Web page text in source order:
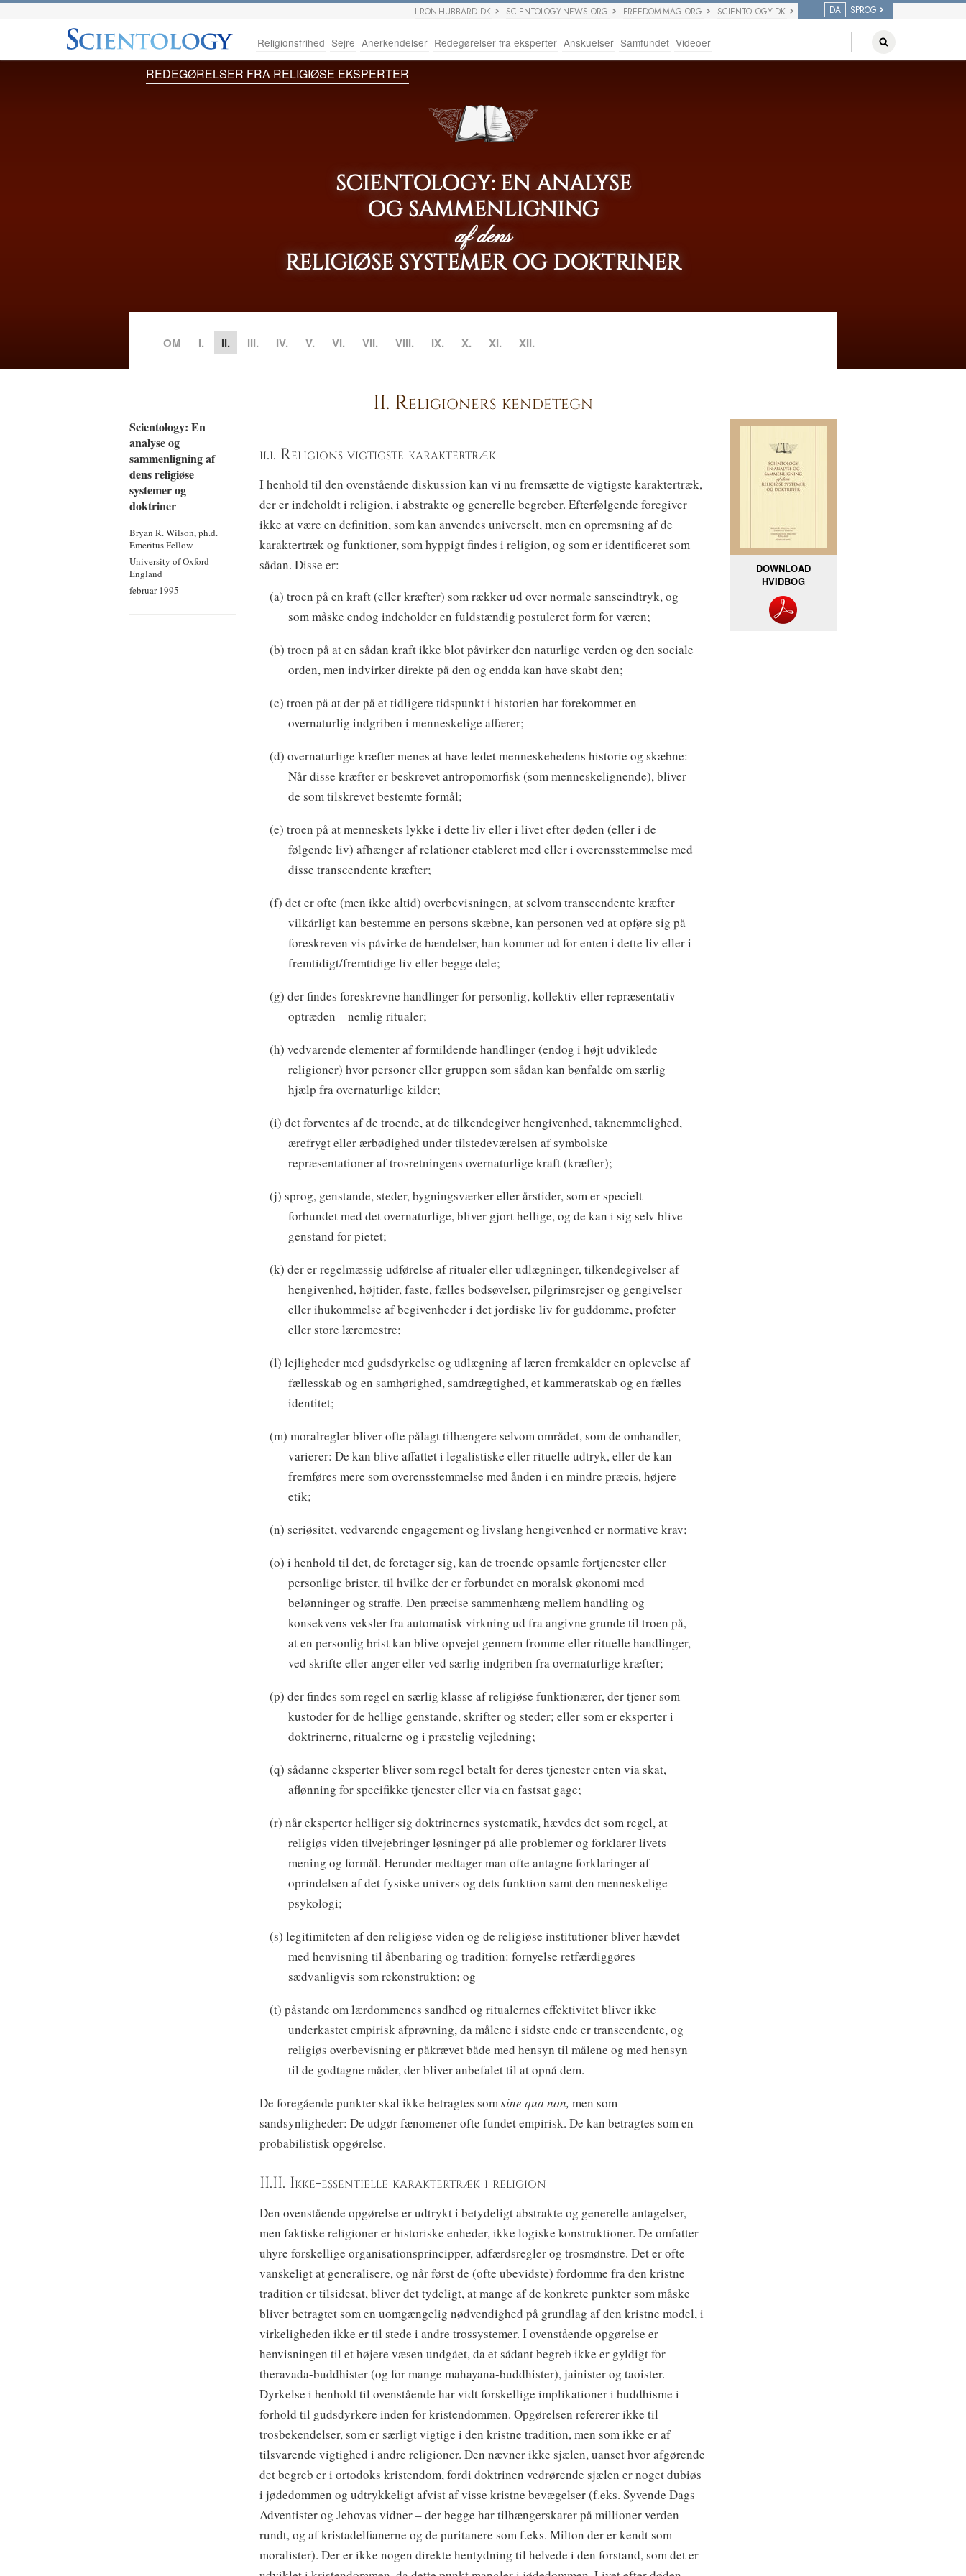
L RON HUBBARD.DK SCIENTOLOGY NEWS.ORG FREEDOM MAG.ORG SCIENTOLOGY.DK DA SPROG
Religionsfrihed Sejre Anerkendelser Redegørelser fra eksperter Anskuelser Samfundet Videoer
REDEGØRELSER FRA RELIGIØSE EKSPERTER
SCIENTOLOGY: EN ANALYSE
OG SAMMENLIGNING
af dens
RELIGIØSE SYSTEMER OG DOKTRINER
OM I. II. III. IV. V. VI. VII. VIII. IX. X. XI. XII.
Scientology: En
analyse og
sammenligning af
dens religiøse
systemer og
doktriner
Bryan R. Wilson, ph.d.
Emeritus Fellow
University of Oxford
England
februar 1995
II. Religioners kendetegn
ii.i. Religions vigtigste karaktertræk
I henhold til den ovenstående diskussion kan vi nu fremsætte de vigtigste karaktertræk,
der er indeholdt i religion, i abstrakte og generelle begreber. Efterfølgende foregiver
ikke at være en definition, som kan anvendes universelt, men en opremsning af de
karaktertræk og funktioner, som hyppigt findes i religion, og som er identificeret som
sådan. Disse er:
(a) troen på en kraft (eller kræfter) som rækker ud over normale sanseindtryk, og
som måske endog indeholder en fuldstændig postuleret form for væren;
(b) troen på at en sådan kraft ikke blot påvirker den naturlige verden og den sociale
orden, men indvirker direkte på den og endda kan have skabt den;
(c) troen på at der på et tidligere tidspunkt i historien har forekommet en
overnaturlig indgriben i menneskelige affærer;
(d) overnaturlige kræfter menes at have ledet menneskehedens historie og skæbne:
Når disse kræfter er beskrevet antropomorfisk (som menneskelignende), bliver
de som tilskrevet bestemte formål;
(e) troen på at menneskets lykke i dette liv eller i livet efter døden (eller i de
følgende liv) afhænger af relationer etableret med eller i overensstemmelse med
disse transcendente kræfter;
(f) det er ofte (men ikke altid) overbevisningen, at selvom transcendente kræfter
vilkårligt kan bestemme en persons skæbne, kan personen ved at opføre sig på
foreskreven vis påvirke de hændelser, han kommer ud for enten i dette liv eller i
fremtidigt/fremtidige liv eller begge dele;
(g) der findes foreskrevne handlinger for personlig, kollektiv eller repræsentativ
optræden – nemlig ritualer;
(h) vedvarende elementer af formildende handlinger (endog i højt udviklede
religioner) hvor personer eller gruppen som sådan kan bønfalde om særlig
hjælp fra overnaturlige kilder;
(i) det forventes af de troende, at de tilkendegiver hengivenhed, taknemmelighed,
ærefrygt eller ærbødighed under tilstedeværelsen af symbolske
repræsentationer af trosretningens overnaturlige kraft (kræfter);
(j) sprog, genstande, steder, bygningsværker eller årstider, som er specielt
forbundet med det overnaturlige, bliver gjort hellige, og de kan i sig selv blive
genstand for pietet;
(k) der er regelmæssig udførelse af ritualer eller udlægninger, tilkendegivelser af
hengivenhed, højtider, faste, fælles bodsøvelser, pilgrimsrejser og gengivelser
eller ihukommelse af begivenheder i det jordiske liv for guddomme, profeter
eller store læremestre;
(l) lejligheder med gudsdyrkelse og udlægning af læren fremkalder en oplevelse af
fællesskab og en samhørighed, samdrægtighed, et kammeratskab og en fælles
identitet;
(m) moralregler bliver ofte pålagt tilhængere selvom området, som de omhandler,
varierer: De kan blive affattet i legalistiske eller rituelle udtryk, eller de kan
fremføres mere som overensstemmelse med ånden i en mindre præcis, højere
etik;
(n) seriøsitet, vedvarende engagement og livslang hengivenhed er normative krav;
(o) i henhold til det, de foretager sig, kan de troende opsamle fortjenester eller
personlige brister, til hvilke der er forbundet en moralsk økonomi med
belønninger og straffe. Den præcise sammenhæng mellem handling og
konsekvens veksler fra automatisk virkning ud fra angivne grunde til troen på,
at en personlig brist kan blive opvejet gennem fromme eller rituelle handlinger,
ved skrifte eller anger eller ved særlig indgriben fra overnaturlige kræfter;
(p) der findes som regel en særlig klasse af religiøse funktionærer, der tjener som
kustoder for de hellige genstande, skrifter og steder; eller som er eksperter i
doktrinerne, ritualerne og i præstelig vejledning;
(q) sådanne eksperter bliver som regel betalt for deres tjenester enten via skat,
aflønning for specifikke tjenester eller via en fastsat gage;
(r) når eksperter helliger sig doktrinernes systematik, hævdes det som regel, at
religiøs viden tilvejebringer løsninger på alle problemer og forklarer livets
mening og formål. Herunder medtager man ofte antagne forklaringer af
oprindelsen af det fysiske univers og dets funktion samt den menneskelige
psykologi;
(s) legitimiteten af den religiøse viden og de religiøse institutioner bliver hævdet
med henvisning til åbenbaring og tradition: fornyelse retfærdiggøres
sædvanligvis som rekonstruktion; og
(t) påstande om lærdommenes sandhed og ritualernes effektivitet bliver ikke
underkastet empirisk afprøvning, da målene i sidste ende er transcendente, og
religiøs overbevisning er påkrævet både med hensyn til målene og med hensyn
til de godtagne måder, der bliver anbefalet til at opnå dem.
De foregående punkter skal ikke betragtes som sine qua non, men som
sandsynligheder: De udgør fænomener ofte fundet empirisk. De kan betragtes som en
probabilistisk opgørelse.
II.II. Ikke-essentielle karaktertræk i religion
Den ovenstående opgørelse er udtrykt i betydeligt abstrakte og generelle antagelser,
men faktiske religioner er historiske enheder, ikke logiske konstruktioner. De omfatter
uhyre forskellige organisationsprincipper, adfærdsregler og trosmønstre. Det er ofte
vanskeligt at generalisere, og når først de (ofte ubevidste) fordomme fra den kristne
tradition er tilsidesat, bliver det tydeligt, at mange af de konkrete punkter som måske
bliver betragtet som en uomgængelig nødvendighed på grundlag af den kristne model, i
virkeligheden ikke er til stede i andre trossystemer. I ovenstående opgørelse er
henvisningen til et højere væsen undgået, da et sådant begreb ikke er gyldigt for
theravada-buddhister (og for mange mahayana-buddhister), jainister og taoister.
Dyrkelse i henhold til ovenstående har vidt forskellige implikationer i buddhisme i
forhold til gudsdyrkere inden for kristendommen. Opgørelsen refererer ikke til
trosbekendelser, som er særligt vigtige i den kristne tradition, men som ikke er af
tilsvarende vigtighed i andre religioner. Den nævner ikke sjælen, uanset hvor afgørende
det begreb er i ortodoks kristendom, fordi doktrinen vedrørende sjælen er noget dubiøs
i jødedommen og udtrykkeligt afvist af visse kristne bevægelser (f.eks. Syvende Dags
Adventister og Jehovas vidner – der begge har tilhængerskarer på millioner verden
rundt, og af kristadelfianerne og de puritanere som f.eks. Milton der er kendt som
moralister). Der er ikke nogen direkte hentydning til helvede i den forstand, som det er
DOWNLOAD
HVIDBOG